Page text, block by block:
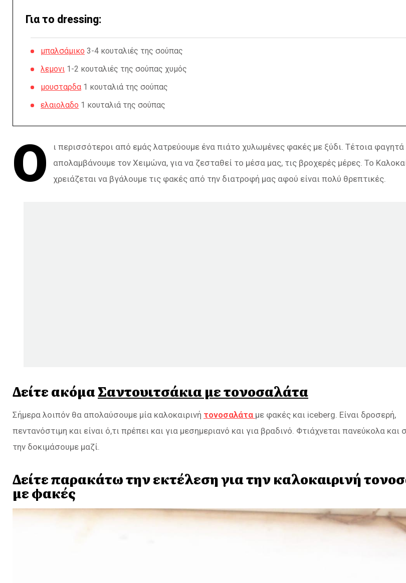
Για το dressing:
μπαλσάμικο 3-4 κουταλιές της σούπας
λεμονι 1-2 κουταλιές της σούπας χυμός
μουσταρδα 1 κουταλιά της σούπας
ελαιολαδο 1 κουταλιά της σούπας
Ο
ι περισσότεροι από εμάς λατρεύουμε ένα πιάτο χυλωμένες φακές με ξύδι. Τέτοια
απολαμβάνουμε τον Χειμώνα, για να ζεσταθεί το μέσα μας, τις βροχερές μέρες. Το
χρειάζεται να βγάλουμε τις φακές από την διατροφή μας αφού είναι πολύ θρεπτικές.
Δείτε ακόμαΣαντουιτσάκια με τονοσαλάτα
Σήμερα λοιπόν θα απολαύσουμε μία καλοκαιρινή τονοσαλάτα με φακές και iceberg. Είναι δροσερή,
πεντανόστιμη και είναι ό,τι πρέπει και για μεσημεριανό και για βραδινό. Φτιάχνεται πανεύκολα και
την δοκιμάσουμε μαζί.
Δείτε παρακάτω την εκτέλεση για την καλοκαιρινή
με φακές